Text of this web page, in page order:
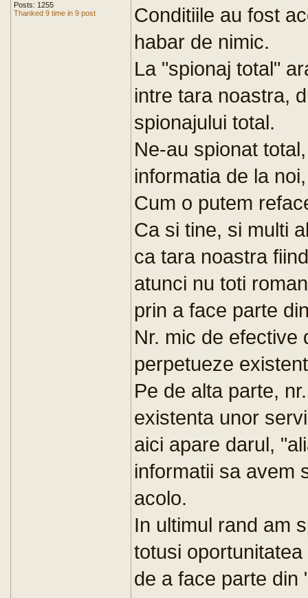
Posts: 1255
Thanked 9 time in 9 post
Conditiile au fost
habar de nimic.
La "spionaj total"
intre tara noastra,
spionajului total.
Ne-au spionat
informatia de la
Cum o putem
Ca si tine, si multi
ca tara noastra
atunci nu toti
prin a face parte
Nr. mic de efective
perpetueze
Pe de alta parte,
existenta unor
aici apare darul,
informatii sa avem
acolo.
In ultimul rand am
totusi
de a face parte din